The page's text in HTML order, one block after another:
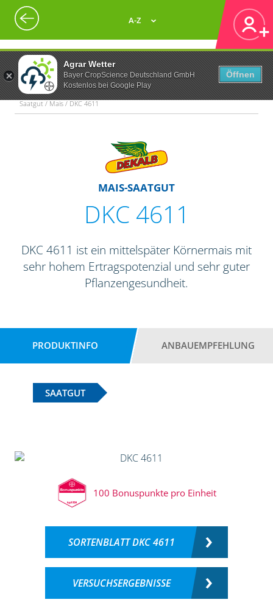
Agrar Wetter
Bayer CropScience Deutschland GmbH
Kostenlos bei Google Play
Öffnen
A-Z
Saatgut / Mais / DKC 4611
MAIS-SAATGUT
DKC 4611
DKC 4611 ist ein mittelspäter Körnermais mit
sehr hohem Ertragspotenzial und sehr guter
Pflanzengesundheit.
PRODUKTINFO ANBAUEMPFEHLUNG
SAATGUT
100 Bonuspunkte pro Einheit
SORTENBLATT DKC 4611
VERSUCHSERGEBNISSE